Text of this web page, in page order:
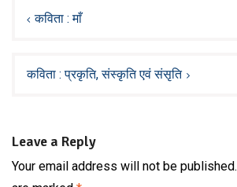
navigation
कविता : माँ
कविता : प्रकृति, संस्कृति एवं संसृति
Leave a Reply
Your email address will not be published.